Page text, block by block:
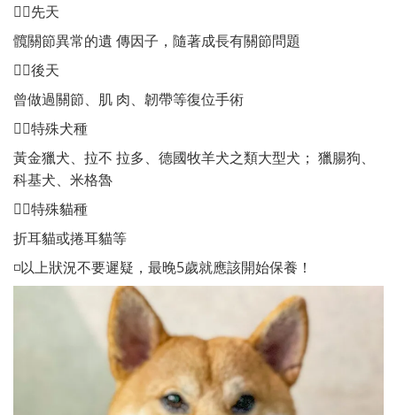
👉🏻先天
髖關節異常的遺 傳因子，隨著成長有關節問題
👉🏻後天
曾做過關節、肌 肉、韌帶等復位手術
👉🏻特殊犬種
黃金獵犬、拉不 拉多、德國牧羊犬之類大型犬； 獵腸狗、
科基犬、米格魯
👉🏻特殊貓種
折耳貓或捲耳貓等
◽️以上狀況不要遲疑，最晚5歲就應該開始保養！